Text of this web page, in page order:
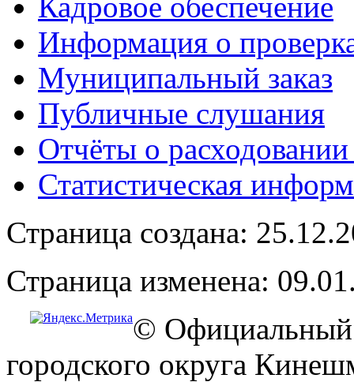
Информация о
Муниципальный заказ
Публичные слушания
Отчёты о
Статистическая
Страница создана:
Страница изменена:
© Официальный
городского округа